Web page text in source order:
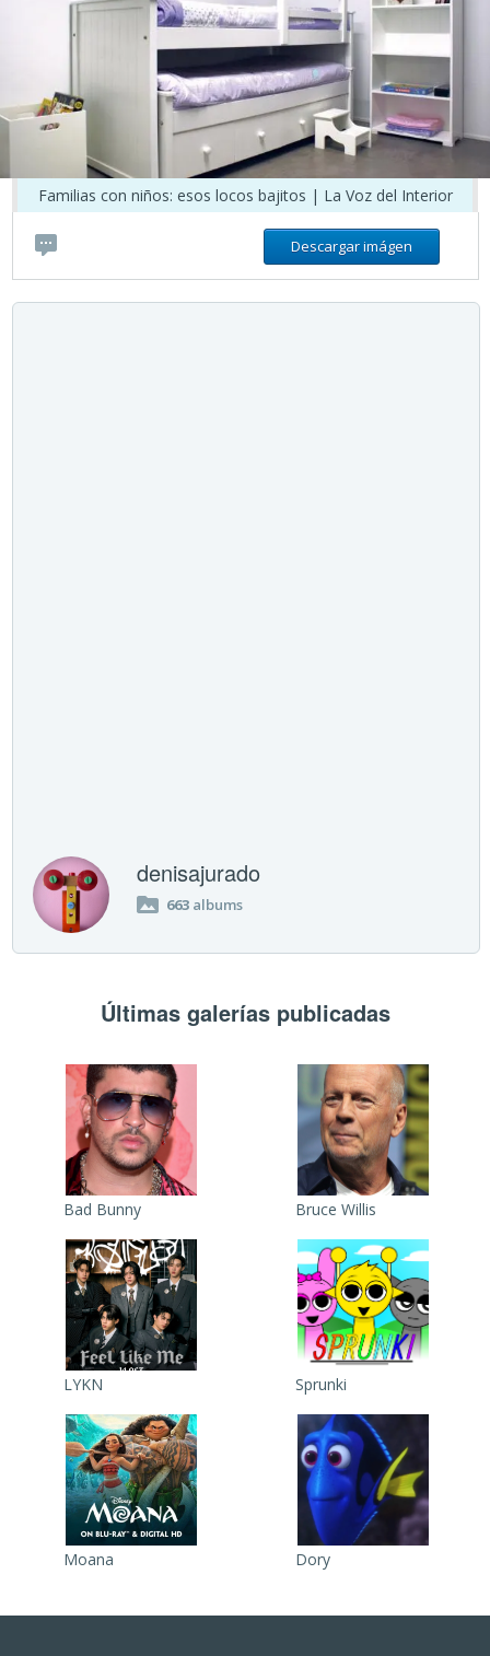
Familias con niños: esos locos bajitos | La Voz del Interior
Descargar imágen
denisajurado
663 albums
Últimas galerías publicadas
Bad Bunny Bruce Willis
LYKN Sprunki
Moana Dory